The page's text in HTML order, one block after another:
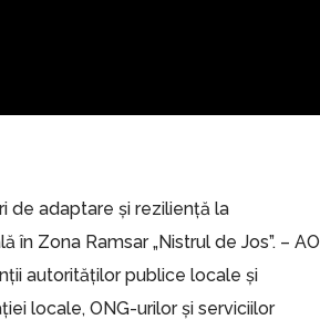
de adaptare și reziliență la
Zona Ramsar „Nistrul de Jos”. – AO
autorităților publice locale și
locale, ONG-urilor și serviciilor